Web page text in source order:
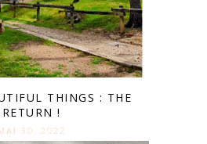
THINGS : THE
RETURN !
30. 2022